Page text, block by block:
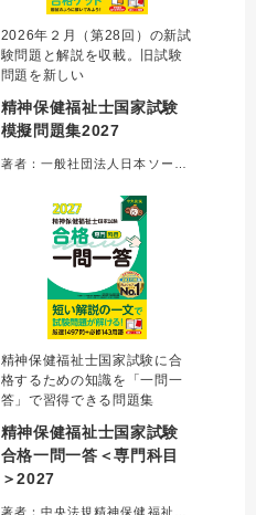
2026年２月（第28回）の新試
験問題と解説を収載。旧試験
問題を新しい
精神保健福祉士国家試験
模擬問題集2027
精神保健福祉士国家試験に合
格するための知識を「一問一
答」で習得できる問題集
精神保健福祉士国家試験
合格一問一答＜専門科目
＞2027